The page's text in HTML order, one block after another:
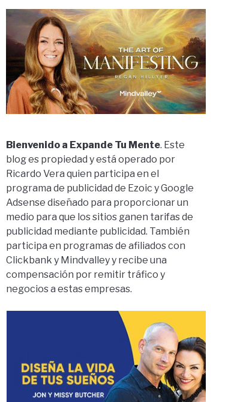
Bienvenido a Expande Tu Mente. Este
blog es propiedad y está operado por
Ricardo Vera quien participa en el
programa de publicidad de Ezoic y Google
Adsense diseñado para proporcionar un
medio para que los sitios ganen tarifas de
publicidad mediante publicidad. También
participa en programas de afiliados con
Clickbank y Mindvalley y recibe una
compensación por remitir tráfico y
negocios a estas empresas.